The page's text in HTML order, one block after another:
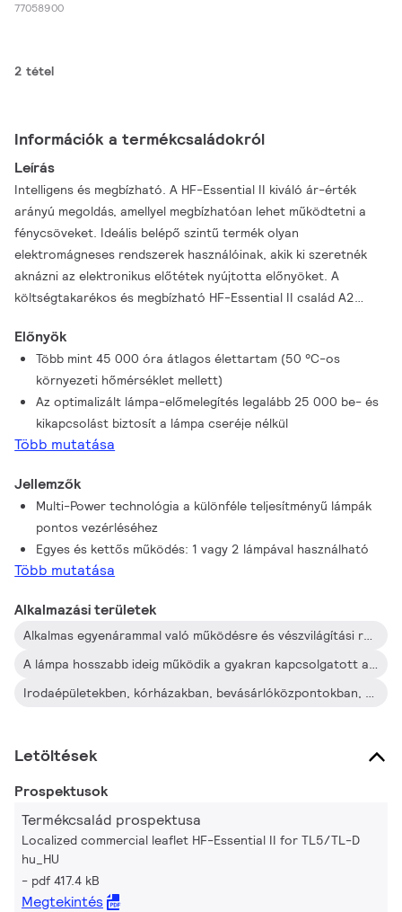
77058900
2 tétel
Információk a termékcsaládokról
Leírás
Intelligens és megbízható. A HF-Essential II kiváló ár-érték
arányú megoldás, amellyel megbízhatóan lehet működtetni a
fénycsöveket. Ideális belépő szintű termék olyan
elektromágneses rendszerek használóinak, akik ki szeretnék
aknázni az elektronikus előtétek nyújtotta előnyöket. A
költségtakarékos és megbízható HF-Essential II család A2
kivitelezése pedig megfelel minden vonatkozó nemzetközi
biztonsági és teljesítményre vonatkozó szabványnak. A HF-
Essential II ideális választás az új és meglévő építőipari és
kereskedelmi alkalmazásokhoz, ideértve az általános felületre
szerelt, irodai, parkolóház- és raktárvilágítási, valamint egyéb
megoldásokat.
Előnyök
Több mint 45 000 óra átlagos élettartam (50 °C-os
környezeti hőmérséklet mellett)
Az optimalizált lámpa-előmelegítés legalább 25 000 be- és
kikapcsolást biztosít a lámpa cseréje nélkül
Több mutatása
Jellemzők
Multi-Power technológia a különféle teljesítményű lámpák
pontos vezérléséhez
Egyes és kettős működés: 1 vagy 2 lámpával használható
Több mutatása
Alkalmazási területek
Alkalmas egyenárammal való működésre és vészvilágítási rendszerekben való használatra is
A lámpa hosszabb ideig működik a gyakran kapcsolgatott alkalmazásokban, amelyekben jelenlét- vagy mozgásérzékelőket használnak (akár 15 bekapcsolás naponta)
Irodaépületekben, kórházakban, bevásárlóközpontokban, nagyáruházakban és iskolákban használt I. és II. védelmi osztályú világítótestekhez
Letöltések
Prospektusok
Termékcsalád prospektusa
Localized commercial leaflet HF-Essential II for TL5/TL-D
hu_HU
pdf 417.4 kB
Megtekintés